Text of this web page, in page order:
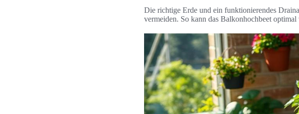
Die richtige Erde und ein funktionierendes
vermeiden. So kann das Balkonhochbeet optimal